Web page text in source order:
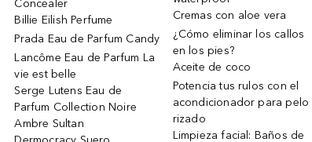
Concealer
Billie Eilish Perfume
Prada Eau de Parfum Candy
Lancôme Eau de Parfum La
vie est belle
Serge Lutens Eau de
Parfum Collection Noire
Ambre Sultan
Cremas con aloe vera
¿Cómo eliminar los callos
en los pies?
Aceite de coco
Potencia tus rulos con el
acondicionador para pelo
rizado
Limpieza facial: Baños de